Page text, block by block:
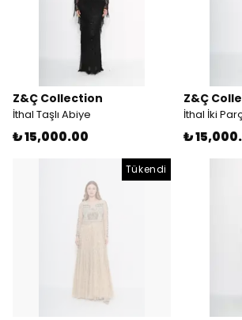
Z&Ç Collection
İthal Taşlı Abiye
₺ 15,000.00
Z&Ç
İthal İki
₺
Tükendi